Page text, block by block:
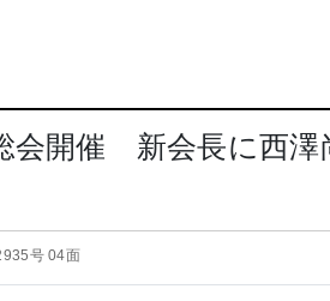
会開催 新会長に西
号 04面